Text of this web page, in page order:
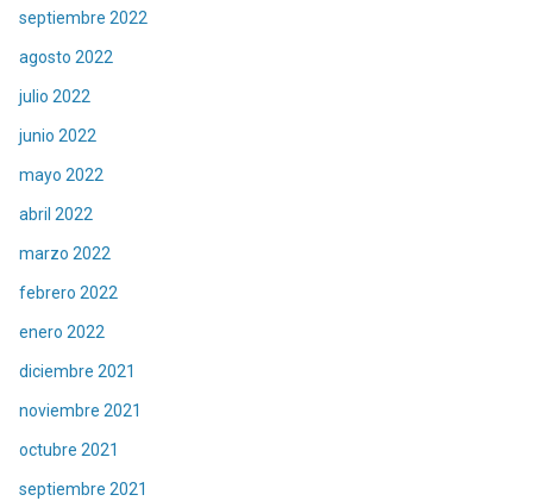
septiembre 2022
agosto 2022
julio 2022
junio 2022
mayo 2022
abril 2022
marzo 2022
febrero 2022
enero 2022
diciembre 2021
noviembre 2021
octubre 2021
septiembre 2021